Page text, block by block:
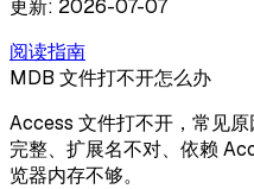
更新: 2026-07-07
阅读指南
MDB 文件打不开怎么办
Access 文件打不开，常见
完整、扩展名不对、依赖
览器内存不够。